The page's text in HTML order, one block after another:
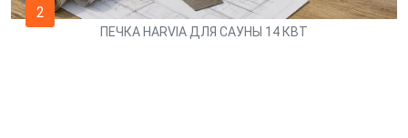
2
ПЕЧКА HARVIA ДЛЯ САУНЫ 14 КВТ